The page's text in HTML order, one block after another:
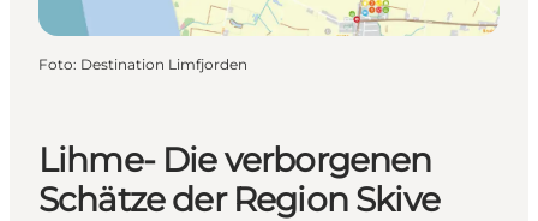
Lihme- Die verborgenen
Schätze der Region Skive
Foto: Destination Limfjorden